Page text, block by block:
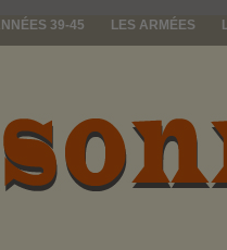
39-45 LES ARMÉES